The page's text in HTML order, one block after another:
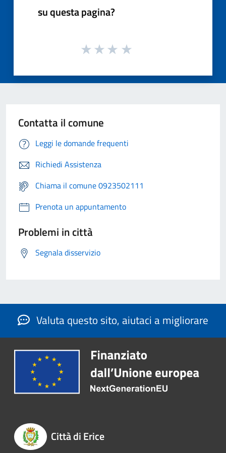
su questa pagina?
Contatta il comune
Leggi le domande frequenti
Richiedi Assistenza
Chiama il comune 0923502111
Prenota un appuntamento
Problemi in città
Segnala disservizio
Valuta questo sito, aiutaci a migliorare
Città di Erice